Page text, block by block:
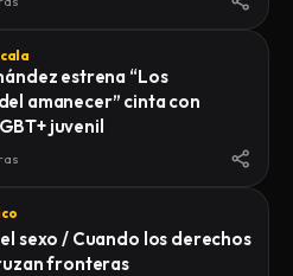
estrena “Los
amanecer” cinta con
juvenil
sexo / Cuando los derechos
fronteras